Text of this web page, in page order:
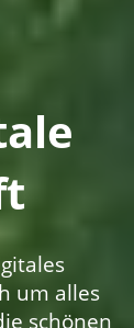
um alles
schönen